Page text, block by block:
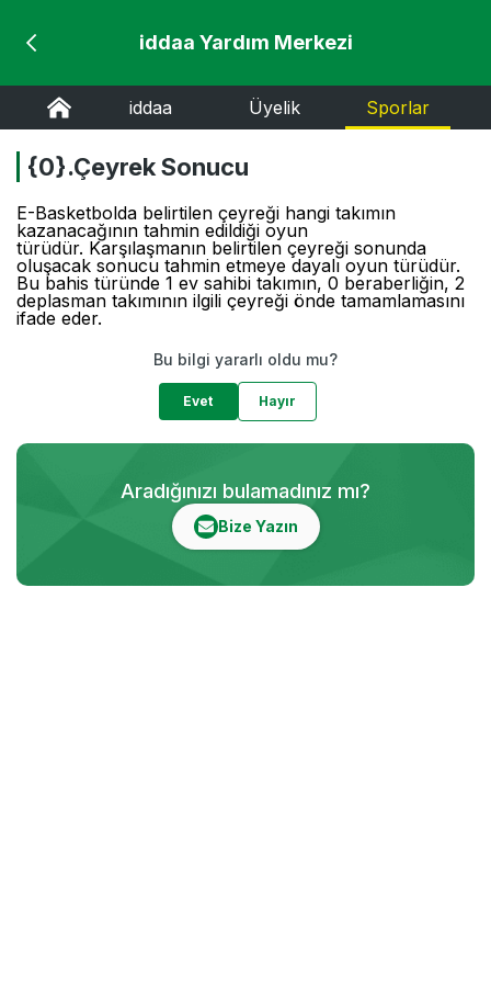
iddaa Yardım Merkezi
iddaa Üyelik Sporlar
{0}.Çeyrek Sonucu
E-Basketbolda belirtilen çeyreği hangi takımın
kazanacağının tahmin edildiği oyun
türüdür. Karşılaşmanın belirtilen çeyreği sonunda
oluşacak sonucu tahmin etmeye dayalı oyun türüdür.
Bu bahis türünde 1 ev sahibi takımın, 0 beraberliğin, 2
deplasman takımının ilgili çeyreği önde tamamlamasını
ifade eder.
Bu bilgi yararlı oldu mu?
Evet Hayır
Aradığınızı bulamadınız mı?
Bize Yazın